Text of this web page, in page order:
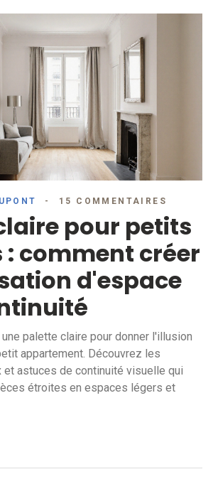
15 COMMENTAIRES
pour petits
: comment créer
d'espace
palette claire pour donner l'illusion
appartement. Découvrez les
et astuces de continuité visuelle qui
étroites en espaces légers et